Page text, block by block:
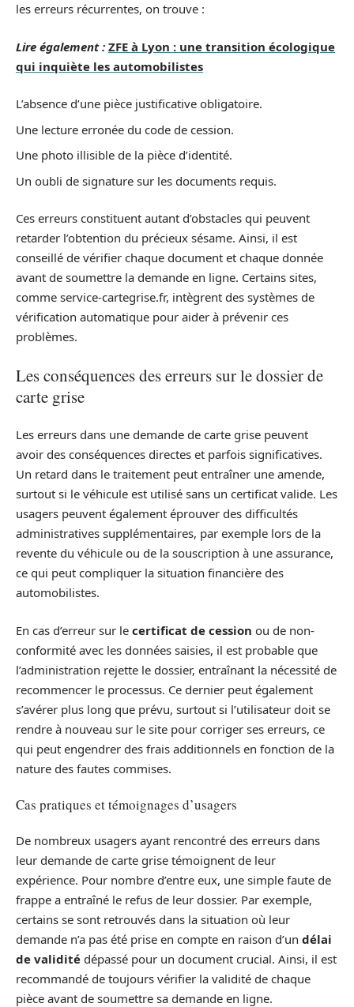
les erreurs récurrentes, on trouve :
Lire également : ZFE à Lyon : une transition écologique
qui inquiète les automobilistes
L’absence d’une pièce justificative obligatoire.
Une lecture erronée du code de cession.
Une photo illisible de la pièce d’identité.
Un oubli de signature sur les documents requis.
Ces erreurs constituent autant d’obstacles qui peuvent
retarder l’obtention du précieux sésame. Ainsi, il est
conseillé de vérifier chaque document et chaque donnée
avant de soumettre la demande en ligne. Certains sites,
comme service-cartegrise.fr, intègrent des systèmes de
vérification automatique pour aider à prévenir ces
problèmes.
Les conséquences des erreurs sur le dossier de
carte grise
Les erreurs dans une demande de carte grise peuvent
avoir des conséquences directes et parfois significatives.
Un retard dans le traitement peut entraîner une amende,
surtout si le véhicule est utilisé sans un certificat valide. Les
usagers peuvent également éprouver des difficultés
administratives supplémentaires, par exemple lors de la
revente du véhicule ou de la souscription à une assurance,
ce qui peut compliquer la situation financière des
automobilistes.
En cas d’erreur sur le certificat de cession ou de non-
conformité avec les données saisies, il est probable que
l’administration rejette le dossier, entraînant la nécessité de
recommencer le processus. Ce dernier peut également
s’avérer plus long que prévu, surtout si l’utilisateur doit se
rendre à nouveau sur le site pour corriger ses erreurs, ce
qui peut engendrer des frais additionnels en fonction de la
nature des fautes commises.
Cas pratiques et témoignages d’usagers
De nombreux usagers ayant rencontré des erreurs dans
leur demande de carte grise témoignent de leur
expérience. Pour nombre d’entre eux, une simple faute de
frappe a entraîné le refus de leur dossier. Par exemple,
certains se sont retrouvés dans la situation où leur
demande n’a pas été prise en compte en raison d’un délai
de validité dépassé pour un document crucial. Ainsi, il est
recommandé de toujours vérifier la validité de chaque
pièce avant de soumettre sa demande en ligne.